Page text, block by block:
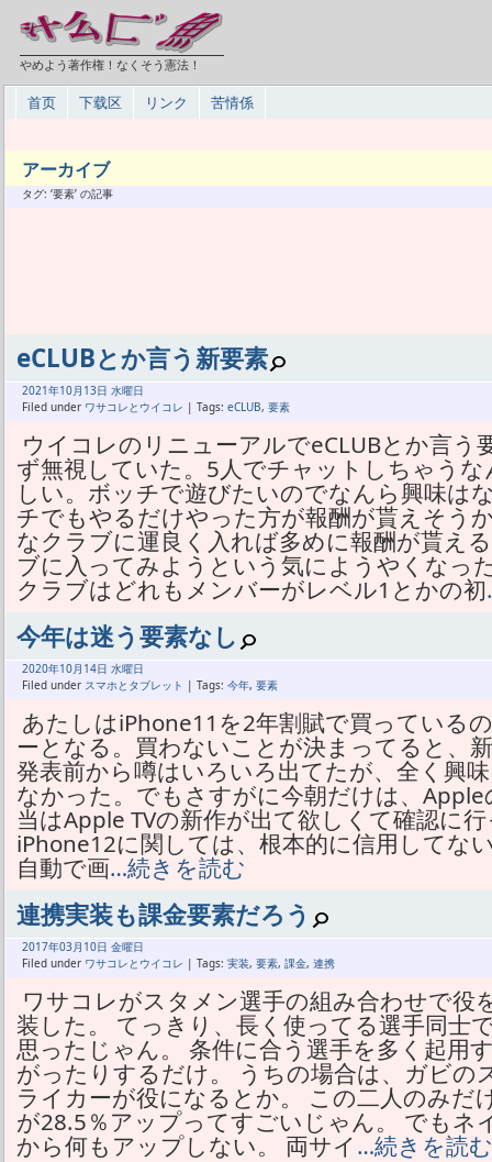
やめよう著作権！なくそう憲法！
首页 下载区 リンク 苦情係
アーカイブ
タグ: ‘要素’ の記事
eCLUBとか言う新要素
2021年10月 13日 水曜日
Filed under ワサコレとウイコレ | Tags: eCLUB, 要素
ウイコレのリニューアルでeCLUBとか言
ず無視していた。5人でチャットしちゃう
しい。ボッチで遊びたいのでなんら興味は
チでもやるだけやった方が報酬が貰えそう
なクラブに運良く入れば多めに報酬が貰え
ブに入ってみようという気にようやくなっ
クラブはどれもメンバーがレベル1とかの初
今年は迷う要素なし
2020年10月 14日 水曜日
Filed under スマホとタブレット | Tags: 今年, 要素
あたしはiPhone11を2年割賦で買っている
ーとなる。買わないことが決まってると、
発表前から噂はいろいろ出てたが、全く興
なかった。でもさすがに今朝だけは、
当はApple TVの新作が出て欲しくて確認に
iPhone12に関しては、根本的に信用してな
自動で画…続きを読む
連携実装も課金要素だろう
2017年03月 10日 金曜日
Filed under ワサコレとウイコレ | Tags: 実装, 要素, 課金, 連携
ワサコレがスタメン選手の組み合わせで役
装した。 てっきり、長く使ってる選手同士
思ったじゃん。 条件に合う選手を多く起用
がったりするだけ。 うちの場合は、ガビ
ライカーが役になるとか。 この二人のみ
が28.5％アップってすごいじゃん。 でもネ
から何もアップしない。 両サイ…続きを読む